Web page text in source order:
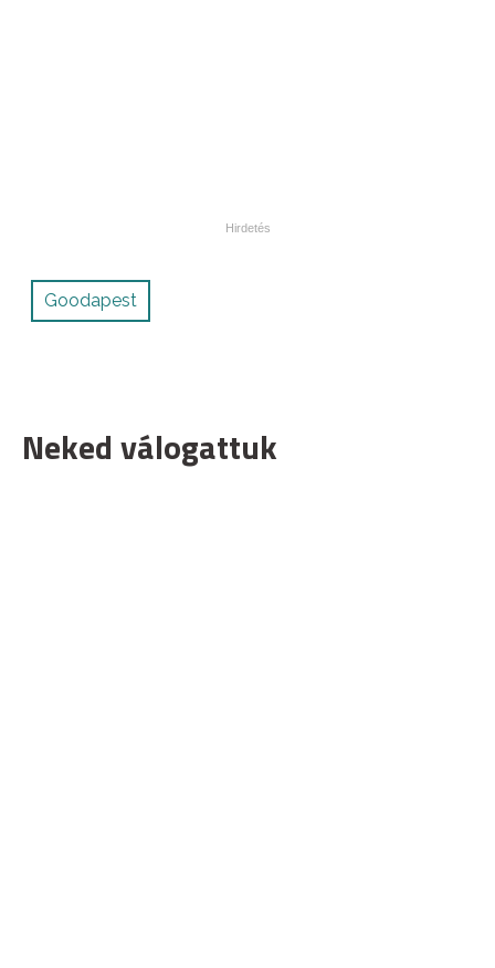
Goodapest
Neked válogattuk